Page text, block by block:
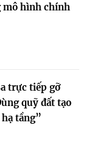
mô hình chính
trực tiếp gỡ
quỹ đất tạo
tầng”